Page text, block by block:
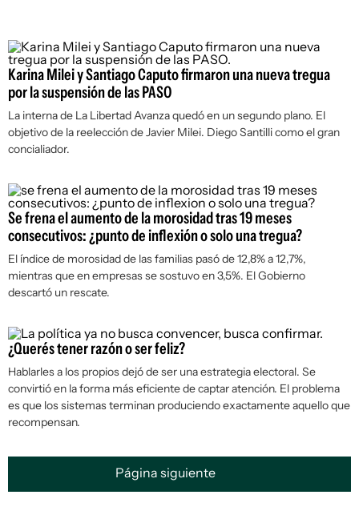
Karina Milei y Santiago Caputo firmaron una nueva tregua
por la suspensión de las PASO
La interna de La Libertad Avanza quedó en un segundo plano. El
objetivo de la reelección de Javier Milei. Diego Santilli como el gran
concialiador.
Se frena el aumento de la morosidad tras 19 meses
consecutivos: ¿punto de inflexión o solo una tregua?
El índice de morosidad de las familias pasó de 12,8% a 12,7%,
mientras que en empresas se sostuvo en 3,5%. El Gobierno
descartó un rescate.
¿Querés tener razón o ser feliz?
Hablarles a los propios dejó de ser una estrategia electoral. Se
convirtió en la forma más eficiente de captar atención. El problema
es que los sistemas terminan produciendo exactamente aquello que
recompensan.
Página siguiente